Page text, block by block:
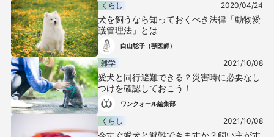
くらし 2020/04/24
犬を飼うなら知っておくべき法律「動物愛
護管理法」とは
白山聡子（獣医師）
雑学 2021/10/08
愛犬と同行避難できる？災害時に必要なし
つけを確認しておこう！
ワンクォール編集部
くらし 2021/10/08
今すぐ愛犬と避難できますか？飼い主がす